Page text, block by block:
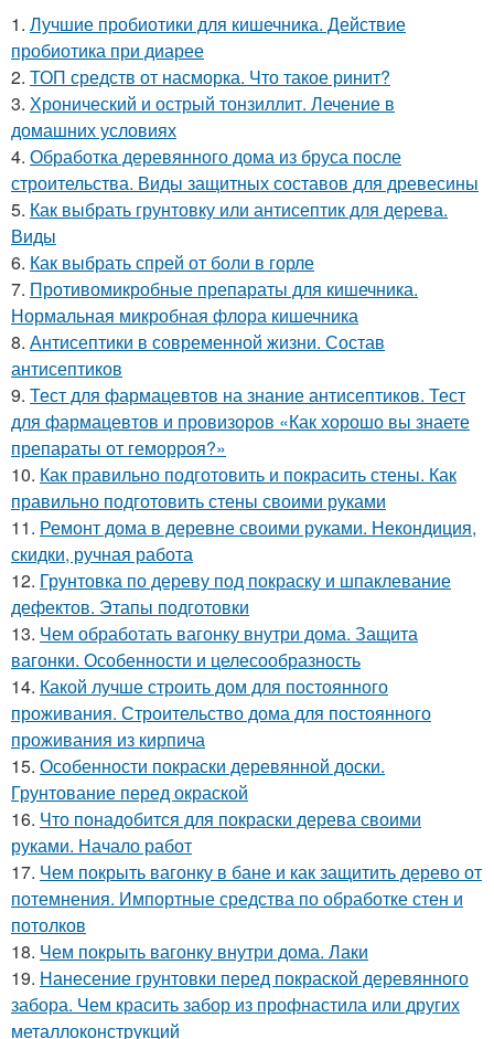
1. Лучшие пробиотики для кишечника. Действие
пробиотика при диарее
2. ТОП средств от насморка. Что такое ринит?
3. Хронический и острый тонзиллит. Лечение в
домашних условиях
4. Обработка деревянного дома из бруса после
строительства. Виды защитных составов для древесины
5. Как выбрать грунтовку или антисептик для дерева.
Виды
6. Как выбрать спрей от боли в горле
7. Противомикробные препараты для кишечника.
Нормальная микробная флора кишечника
8. Антисептики в современной жизни. Состав
антисептиков
9. Тест для фармацевтов на знание антисептиков. Тест
для фармацевтов и провизоров «Как хорошо вы знаете
препараты от геморроя?»
10. Как правильно подготовить и покрасить стены. Как
правильно подготовить стены своими руками
11. Ремонт дома в деревне своими руками. Некондиция,
скидки, ручная работа
12. Грунтовка по дереву под покраску и шпаклевание
дефектов. Этапы подготовки
13. Чем обработать вагонку внутри дома. Защита
вагонки. Особенности и целесообразность
14. Какой лучше строить дом для постоянного
проживания. Строительство дома для постоянного
проживания из кирпича
15. Особенности покраски деревянной доски.
Грунтование перед окраской
16. Что понадобится для покраски дерева своими
руками. Начало работ
17. Чем покрыть вагонку в бане и как защитить дерево от
потемнения. Импортные средства по обработке стен и
потолков
18. Чем покрыть вагонку внутри дома. Лаки
19. Нанесение грунтовки перед покраской деревянного
забора. Чем красить забор из профнастила или других
металлоконструкций